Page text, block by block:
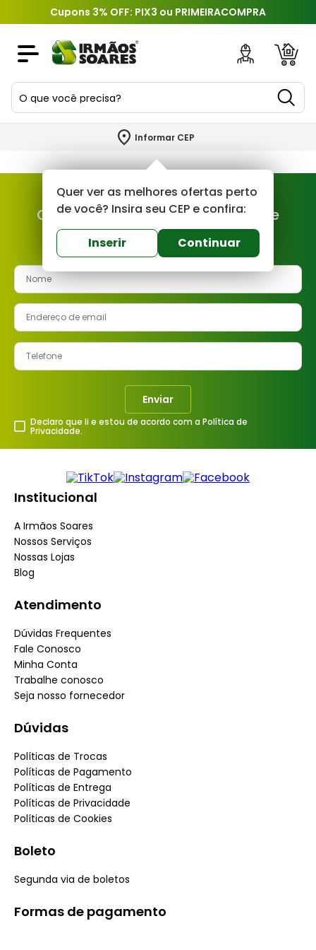
Cupons 3% OFF: PIX3 ou PRIMEIRACOMPRA
O que você precisa?
Informar CEP
Quer ver as melhores ofertas perto
de você? Insira seu CEP e confira:
Inserir Continuar
Cadastre-se e fique por dentro de
nossas novidades e ofertas!
Enviar
Declaro que li e estou de acordo com a Política de
Privacidade.
Institucional
A Irmãos Soares
Nossos Serviços
Nossas Lojas
Blog
Atendimento
Dúvidas Frequentes
Fale Conosco
Minha Conta
Trabalhe conosco
Seja nosso fornecedor
Dúvidas
Políticas de Trocas
Políticas de Pagamento
Políticas de Entrega
Políticas de Privacidade
Políticas de Cookies
Boleto
Segunda via de boletos
Formas de pagamento
TERMOS MAIS BUSCADOS
porta
revestimento
telha
6º
argamassa
7º
tinta
8º
cimento
9º
vaso sanitário